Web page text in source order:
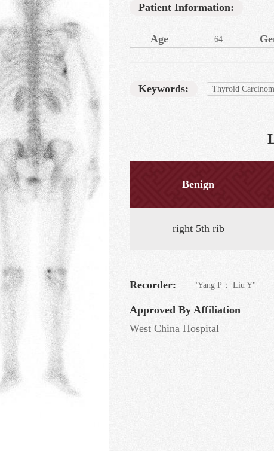
Patient Information:
Age 64
Keywords: Thyroid
Benign
right 5th rib
Recorder: "Yang P； Liu Y"
Approved By Affiliation
West China Hospital